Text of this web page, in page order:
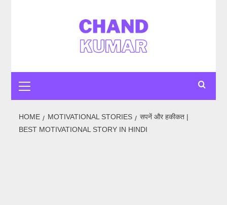
Menu
HOME MOTIVATIONAL STORIES
सपनें और हकीकत |
BEST MOTIVATIONAL STORY IN HINDI